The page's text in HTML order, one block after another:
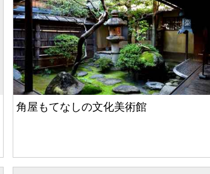
角屋もてなしの文化美術館